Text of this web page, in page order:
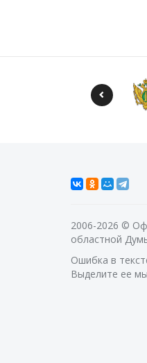
2006-2026 ©
областной
Ошибка в
Выделите ее